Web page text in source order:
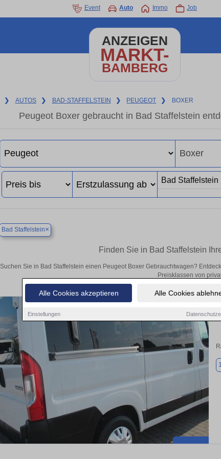
Alle Cookies akzeptieren Alle Cookies
Einstellungen
Event Auto Immo Job
ANZEIGEN
MARKT-
BAMBERG
❯ AUTOS ❯ BAD-STAFFELSTEIN ❯ PEUGEOT ❯ BOXER
Peugeot Boxer gebraucht in Bad Staffelstein
Bad Staffelstein×
Finden Sie in Bad Staffelstein
Suchen Sie in Bad Staffelstein einen Peugeot Boxer Gebrauchtwagen?
Preisklassen von